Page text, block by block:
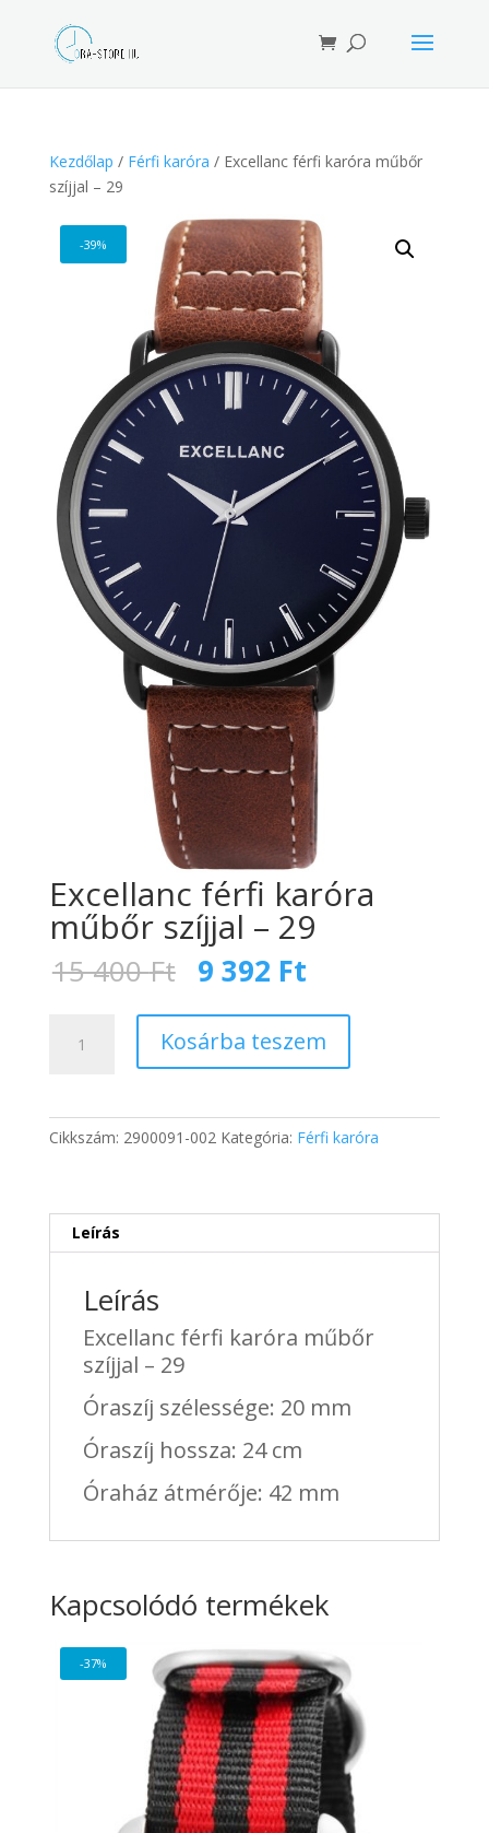
search
Kezdőlap / Férfi karóra / Excellanc férfi karóra műbőr
szíjjal – 29
-39%
Excellanc férfi karóra
műbőr szíjjal – 29
15 400Ft Original
price
was:
15
400 Ft.
9 392 Ft
is:
9
392 Ft.
szíjjal
Kosárba teszem
Cikkszám: 2900091-002 Kategória: Férfi karóra
Leírás
Leírás
Excellanc férfi karóra műbőr
szíjjal – 29
Óraszíj szélessége: 20 mm
Óraszíj hossza: 24 cm
Óraház átmérője: 42 mm
Kapcsolódó termékek
-37%